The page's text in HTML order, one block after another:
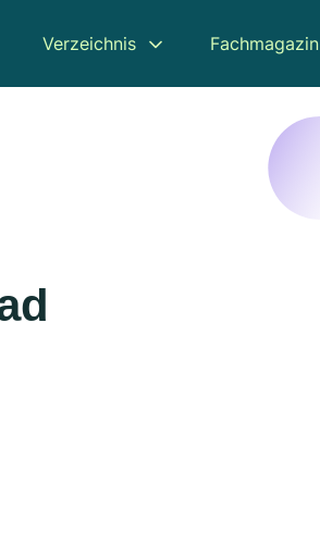
Verzeichnis Fachmagazin